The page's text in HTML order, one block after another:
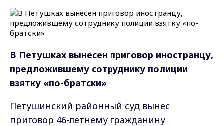
В Петушках вынесен приговор иностранцу,
предложившему сотруднику полиции
взятку «по-братски»
Петушинский районный суд вынес
приговор 46-летнему гражданину